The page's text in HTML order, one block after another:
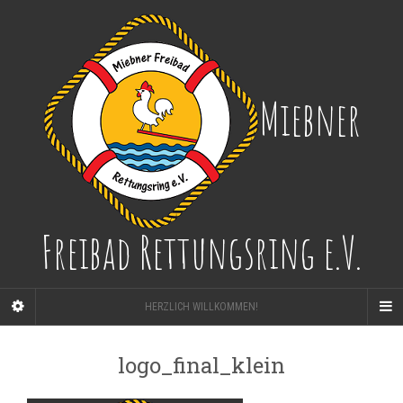
Miebner
Freibad Rettungsring e.V.
HERZLICH WILLKOMMEN!
logo_final_klein